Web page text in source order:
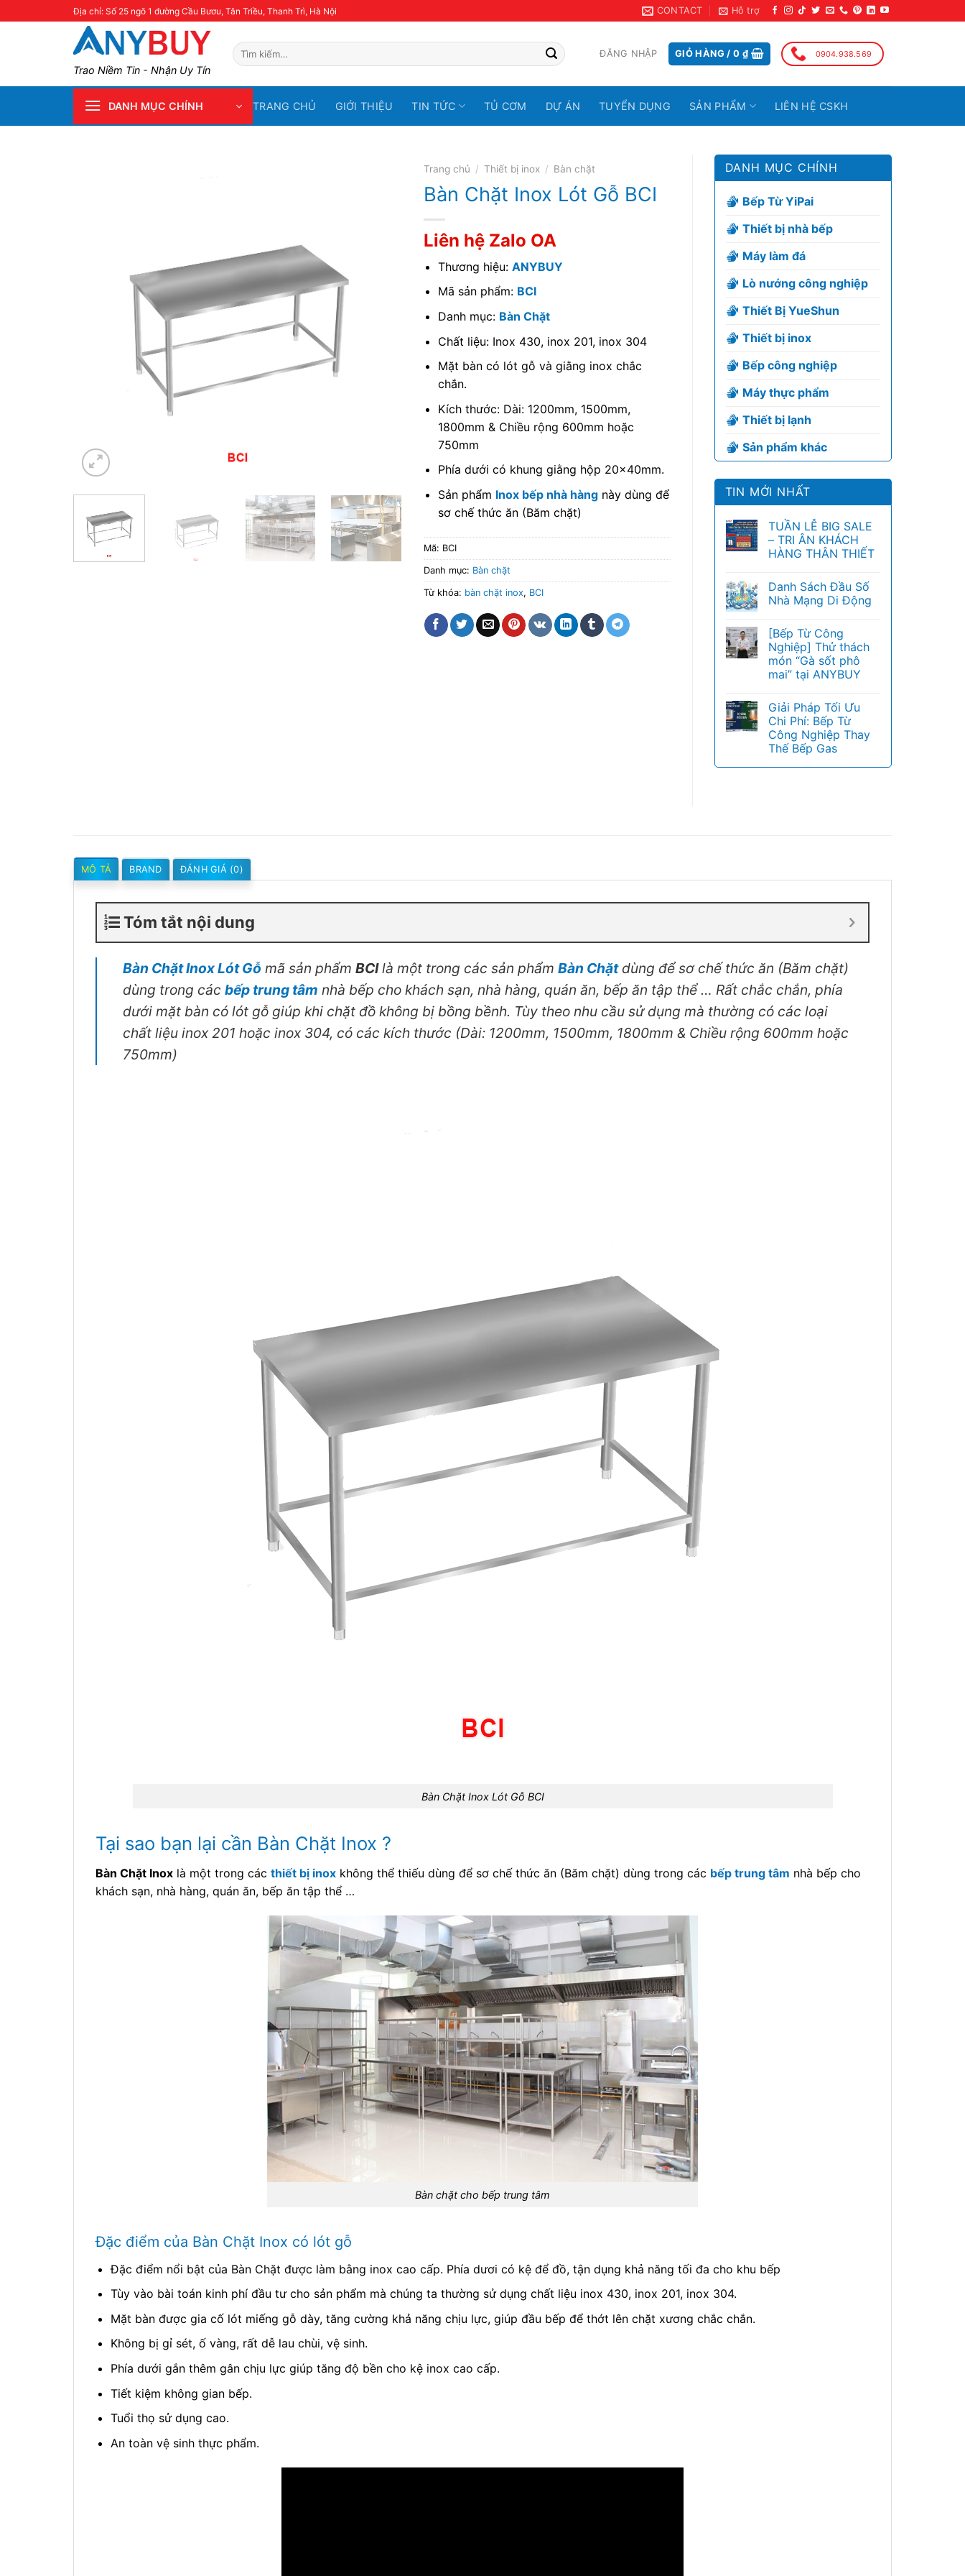
Địa chỉ: Số 25 ngõ 1 đường Cầu Bươu, Tân Triều, Thanh Trì, Hà Nội CONTACT Hỗ trợ
Trao Niềm Tin - Nhận Uy Tín
Tìm
kiếm:
ĐĂNG NHẬP GIỎ HÀNG /0 ₫ 0904.938.569
DANH MỤC CHÍNH TRANG CHỦ GIỚI THIỆU TIN TỨC TỦ CƠM DỰ ÁN TUYỂN DỤNG SẢN PHẨM LIÊN HỆ CSKH
Trang chủ / Thiết bị inox / Bàn chặt
Bàn Chặt Inox Lót Gỗ BCI
Liên hệ Zalo OA
Thương hiệu:ANYBUY
Mã sản phẩm: BCI
Danh mục: Bàn Chặt
Chất liệu: Inox 430, inox 201, inox 304
Mặt bàn có lót gỗ và giằng inox chắc
chắn.
Kích thước: Dài: 1200mm, 1500mm,
1800mm & Chiều rộng 600mm hoặc
750mm
Phía dưới có khung giằng hộp 20x40mm.
Sản phẩm Inox bếp nhà hàng này dùng để
sơ chế thức ăn (Băm chặt)
Mã: BCI
Danh mục: Bàn chặt
Từ khóa: bàn chặt inox, BCI
DANH MỤC CHÍNH
Bếp Từ YiPai
Thiết bị nhà bếp
Máy làm đá
Lò nướng công nghiệp
Thiết Bị YueShun
Thiết bị inox
Bếp công nghiệp
Máy thực phẩm
Thiết bị lạnh
Sản phẩm khác
TIN MỚI NHẤT
TUẦN LỄ BIG SALE
– TRI ÂN KHÁCH
HÀNG THÂN THIẾT
Danh Sách Đầu Số
Nhà Mạng Di Động
[Bếp Từ Công
Nghiệp] Thử thách
món “Gà sốt phô
mai” tại ANYBUY
Giải Pháp Tối Ưu
Chi Phí: Bếp Từ
Công Nghiệp Thay
Thế Bếp Gas
MÔ TẢ BRAND ĐÁNH GIÁ (0)
Tóm tắt nội dung
Bàn Chặt Inox Lót Gỗ mã sản phẩm BCIlà một trong các sản phẩm Bàn Chặtdùng để sơ chế thức ăn (Băm chặt)
dùng trong các bếp trung tâm nhà bếp cho khách sạn, nhà hàng, quán ăn, bếp ăn tập thể … Rất chắc chắn, phía
dưới mặt bàn có lót gỗ giúp khi chặt đồ không bị bồng bềnh. Tùy theo nhu cầu sử dụng mà thường có các loại
chất liệu inox 201 hoặc inox 304, có các kích thước (Dài: 1200mm, 1500mm, 1800mm & Chiều rộng 600mm hoặc
750mm)
Bàn Chặt Inox Lót Gỗ BCI
Tại sao bạn lại cần Bàn Chặt Inox ?
Bàn Chặt Inox là một trong các thiết bị inox không thể thiếu dùng để sơ chế thức ăn (Băm chặt) dùng trong các bếp trung tâm nhà bếp cho
khách sạn, nhà hàng, quán ăn, bếp ăn tập thể …
Bàn chặt cho bếp trung tâm
Đặc điểm của Bàn Chặt Inox có lót gỗ
Đặc điểm nổi bật của Bàn Chặt được làm bằng inox cao cấp. Phía dươi có kệ để đồ, tận dụng khả năng tối đa cho khu bếp
Tùy vào bài toán kinh phí đầu tư cho sản phẩm mà chúng ta thường sử dụng chất liệu inox 430, inox 201, inox 304.
Mặt bàn được gia cố lót miếng gỗ dày, tăng cường khả năng chịu lực, giúp đầu bếp để thớt lên chặt xương chắc chắn.
Không bị gỉ sét, ố vàng, rất dễ lau chùi, vệ sinh.
Phía dưới gắn thêm gân chịu lực giúp tăng độ bền cho kệ inox cao cấp.
Tiết kiệm không gian bếp.
Tuổi thọ sử dụng cao.
An toàn vệ sinh thực phẩm.